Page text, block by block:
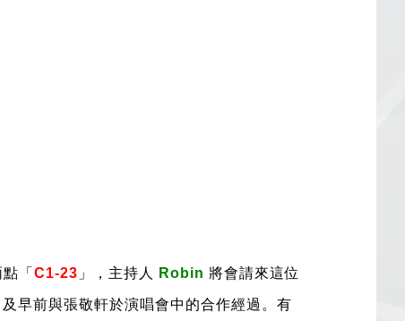
「 C1-23 」，主持人 Robin 將會請來這位
早前與張敬軒於演唱會中的合作經過。有